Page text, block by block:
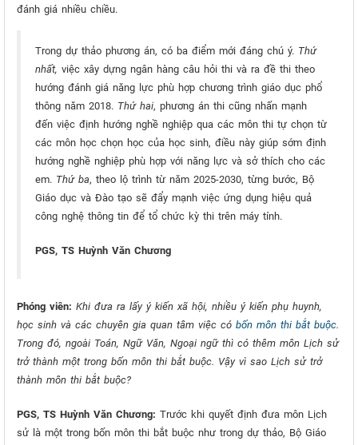
đánh giá nhiều chiều.
Trong dự thảo phương án, có ba điểm mới đáng chú ý. Thứ
nhất, việc xây dựng ngân hàng câu hỏi thi và ra đề thi theo
hướng đánh giá năng lực phù hợp chương trình giáo dục phổ
thông năm 2018. Thứ hai, phương án thi cũng nhấn mạnh
đến việc định hướng nghề nghiệp qua các môn thi tự chọn từ
các môn học chọn học của học sinh, điều này giúp sớm định
hướng nghề nghiệp phù hợp với năng lực và sở thích cho các
em. Thứ ba, theo lộ trình từ năm 2025-2030, từng bước, Bộ
Giáo dục và Đào tạo sẽ đẩy mạnh việc ứng dụng hiệu quả
công nghệ thông tin để tổ chức kỳ thi trên máy tính.
PGS, TS Huỳnh Văn Chương
Phóng viên: Khi đưa ra lấy ý kiến xã hội, nhiều ý kiến phụ huynh,
học sinh và các chuyên gia quan tâm việc có bốn môn thi bắt buộc.
Trong đó, ngoài Toán, Ngữ Văn, Ngoại ngữ thì có thêm môn Lịch sử
trở thành một trong bốn môn thi bắt buộc. Vậy vì sao Lịch sử trở
thành môn thi bắt buộc?
PGS, TS Huỳnh Văn Chương: Trước khi quyết định đưa môn Lịch
sử là một trong bốn môn thi bắt buộc như trong dự thảo, Bộ Giáo